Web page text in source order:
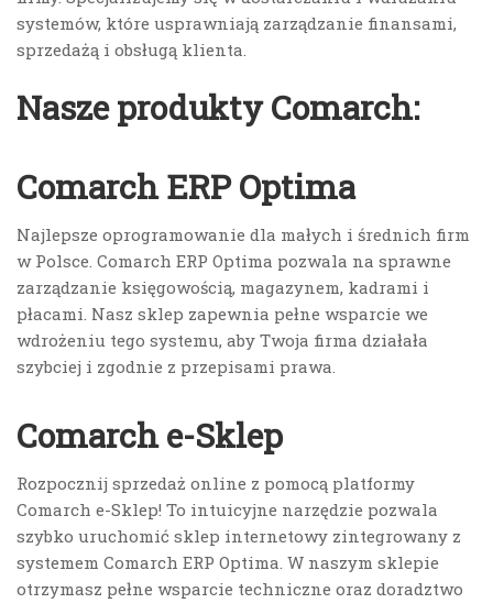
systemów, które usprawniają zarządzanie finansami,
sprzedażą i obsługą klienta.
Nasze produkty Comarch:
Comarch ERP Optima
Najlepsze oprogramowanie dla małych i średnich firm
w Polsce. Comarch ERP Optima pozwala na sprawne
zarządzanie księgowością, magazynem, kadrami i
płacami. Nasz sklep zapewnia pełne wsparcie we
wdrożeniu tego systemu, aby Twoja firma działała
szybciej i zgodnie z przepisami prawa.
Comarch e-Sklep
Rozpocznij sprzedaż online z pomocą platformy
Comarch e-Sklep! To intuicyjne narzędzie pozwala
szybko uruchomić sklep internetowy zintegrowany z
systemem Comarch ERP Optima. W naszym sklepie
otrzymasz pełne wsparcie techniczne oraz doradztwo